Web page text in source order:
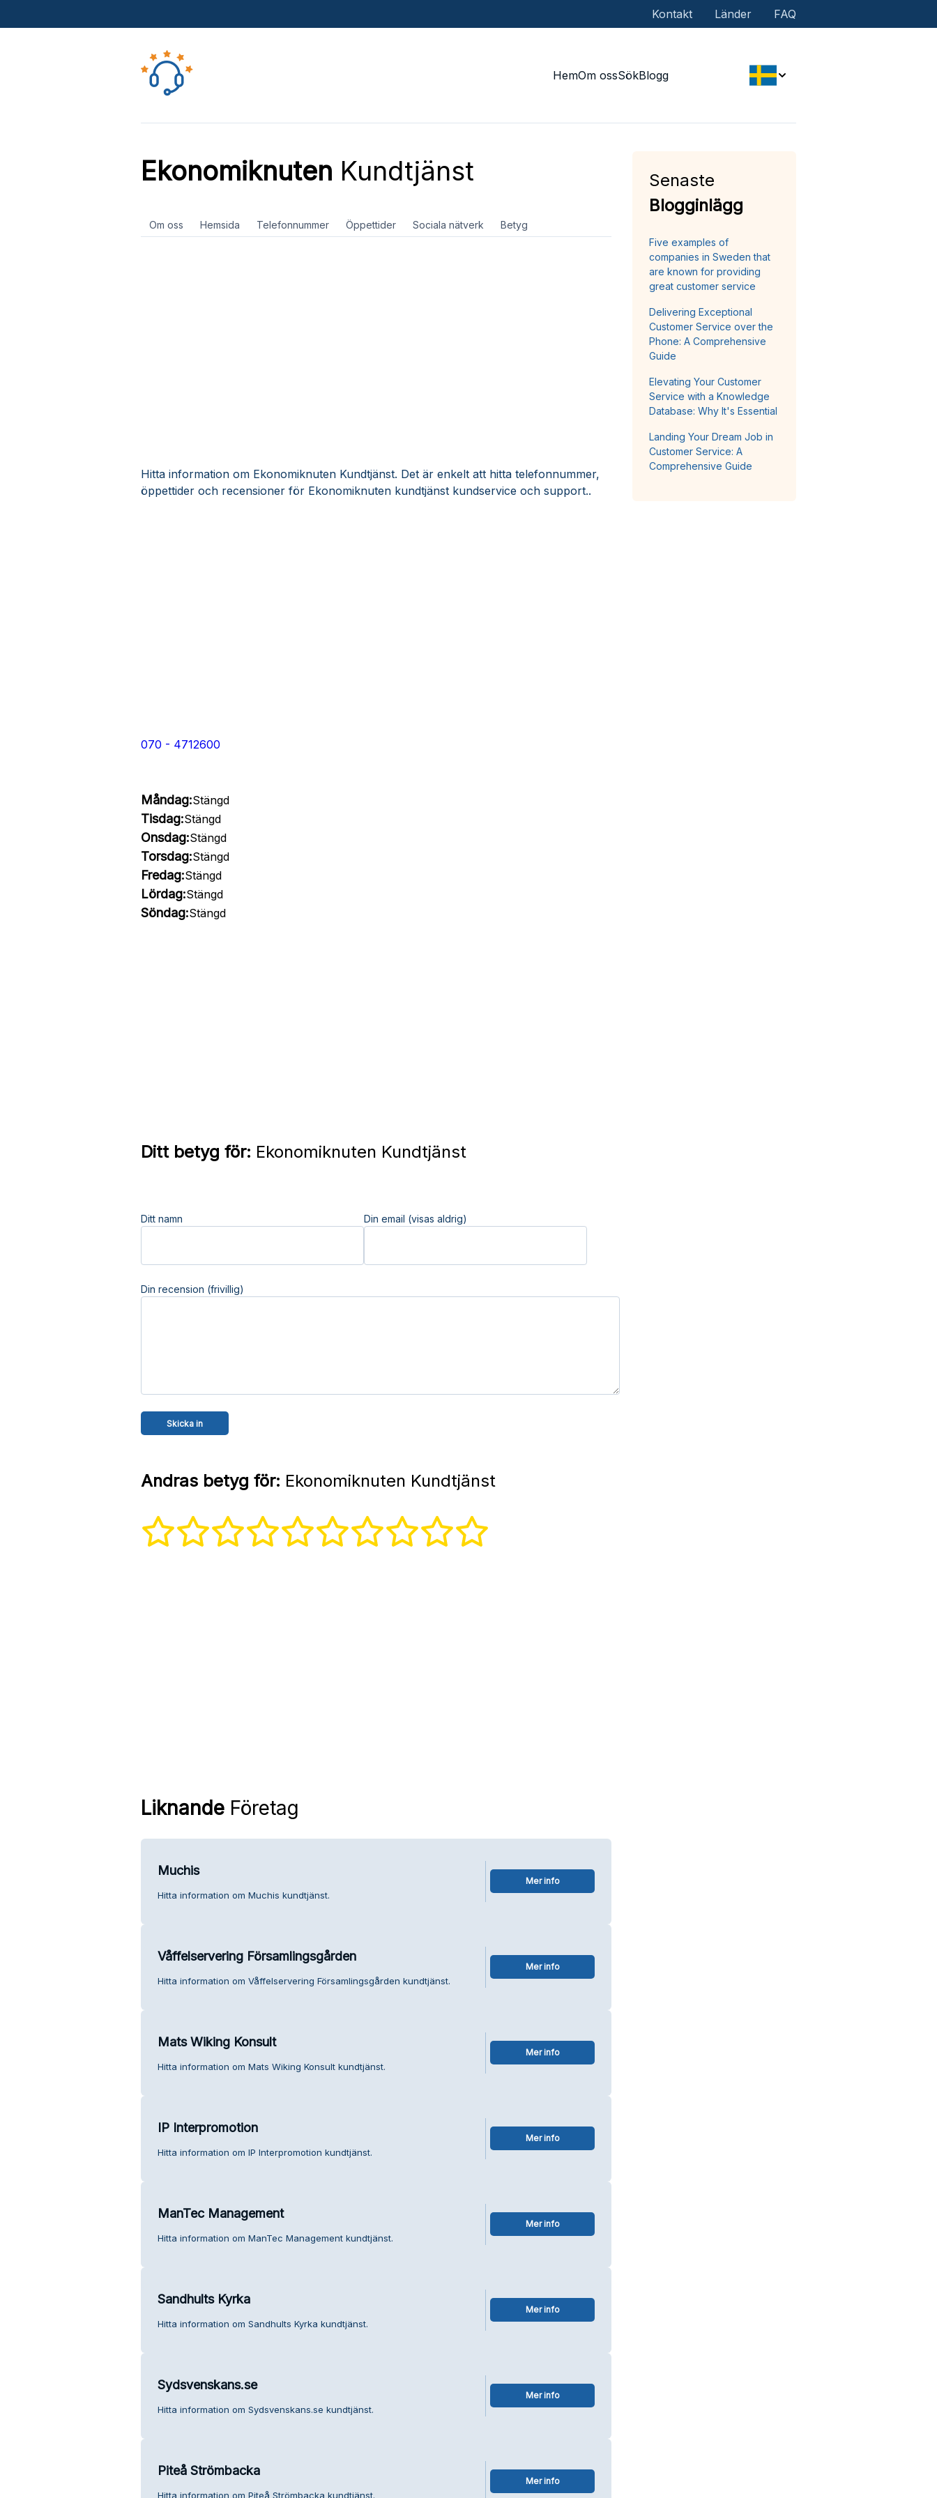
Kontakt Länder FAQ
HemOm ossSökBlogg
Ekonomiknuten Kundtjänst
Om oss Hemsida Telefonnummer Öppettider Sociala nätverk Betyg
Hitta information om Ekonomiknuten Kundtjänst. Det är enkelt att hitta telefonnummer,
öppettider och recensioner för Ekonomiknuten kundtjänst kundservice och support..
070 - 4712600
Måndag:Stängd
Tisdag:Stängd
Onsdag:Stängd
Torsdag:Stängd
Fredag:Stängd
Lördag:Stängd
Söndag:Stängd
Ditt betyg för: Ekonomiknuten Kundtjänst
Ditt namn Din email (visas aldrig)
Din recension (frivillig)
Andras betyg för: Ekonomiknuten Kundtjänst
LiknandeFöretag
Muchis
Hitta information om Muchis kundtjänst.
Mer info
Våffelservering Församlingsgården
Hitta information om Våffelservering Församlingsgården kundtjänst.
Mer info
Mats Wiking Konsult
Hitta information om Mats Wiking Konsult kundtjänst.
Mer info
IP Interpromotion
Hitta information om IP Interpromotion kundtjänst.
Mer info
ManTec Management
Hitta information om ManTec Management kundtjänst.
Mer info
Sandhults Kyrka
Hitta information om Sandhults Kyrka kundtjänst.
Mer info
Sydsvenskans.se
Hitta information om Sydsvenskans.se kundtjänst.
Mer info
Piteå Strömbacka
Hitta information om Piteå Strömbacka kundtjänst.
Mer info
Senaste
Blogginlägg
Five examples of
companies in Sweden that
are known for providing
great customer service
Delivering Exceptional
Customer Service over the
Phone: A Comprehensive
Guide
Elevating Your Customer
Service with a Knowledge
Database: Why It's Essential
Landing Your Dream Job in
Customer Service: A
Comprehensive Guide